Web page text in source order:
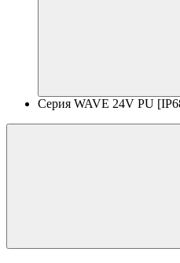
Серия WAVE 24V PU